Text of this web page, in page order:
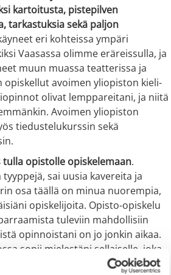
kartoitusta, pistepilven
tarkastuksia sekä paljon
eri kohteissa ympäri
Vaasassa olimme eräreissulla, ja
muun muassa teatterissa ja
opiskellut avoimen yliopiston kieli-
olivat lemppareitani, ja niitä
Avoimen yliopiston
tiedustelukurssin sekä
opistolle opiskelemaan.
sai uusia kavereita ja
osa täällä on minua nuorempia,
opiskelijoita. Opisto-opiskelu
tuleviin mahdollisiin
opinnoistani on jo jonkin aikaa.
sopii mielestäni sellaiselle, joka
että mahdollisesti